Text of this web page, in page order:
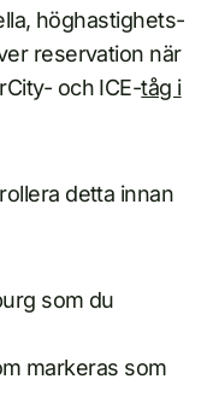
höghastighets-
reservation när
och ICE-tåg i
detta innan
som du
markeras som